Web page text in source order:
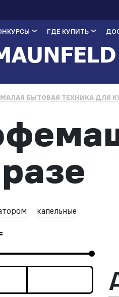
ГДЕ КУПИТЬ
МАЛАЯ БЫТОВАЯ ТЕХНИКА ДЛЯ
капельные